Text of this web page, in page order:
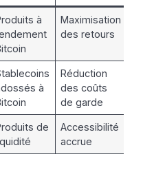
à
Maximisation
des retours
à
Réduction
des coûts
de garde
de
Accessibilité
accrue